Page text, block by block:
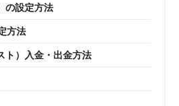
の設定方法
方法
）入金・出金方法